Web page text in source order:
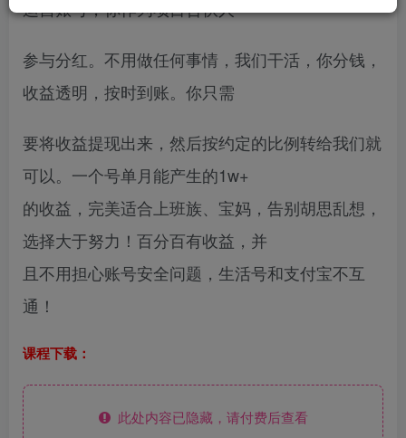
运营账号，你作为项目合伙人
参与分红。不用做任何事情，我们干活，你分钱，
收益透明，按时到账。你只需
要将收益提现出来，然后按约定的比例转给我们就
可以。一个号单月能产生的1w+
的收益，完美适合上班族、宝妈，告别胡思乱想，
选择大于努力！百分百有收益，并
且不用担心账号安全问题，生活号和支付宝不互
通！
课程下载：
此处内容已隐藏，请付费后查看